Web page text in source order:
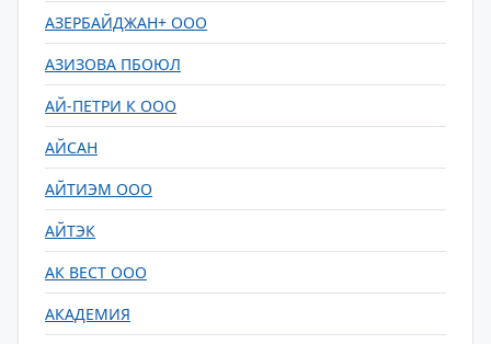
АЗЕРБАЙДЖАН+ ООО
АЗИЗОВА ПБОЮЛ
АЙ-ПЕТРИ К ООО
АЙСАН
АЙТИЭМ ООО
АЙТЭК
АК ВЕСТ ООО
АКАДЕМИЯ